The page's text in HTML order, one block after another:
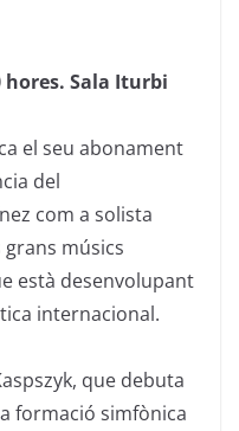
Sala Iturbi
el seu abonament
del
com a solista
grans músics
està desenvolupant
internacional.
, que debuta
formació simfònica